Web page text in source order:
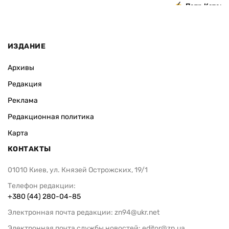
Петр
ИЗДАНИЕ
Архивы
Редакция
Реклама
Редакционная политика
Карта
КОНТАКТЫ
01010 Киев, ул. Князей Острожских, 19/1
Телефон редакции:
+380 (44) 280-04-85
Электронная почта редакции: zn94@ukr.net